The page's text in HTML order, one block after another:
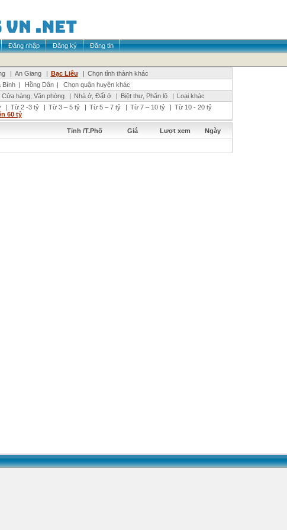
Đăng nhập Đăng ký
Đăng tin
| An Giang | Bạc Liêu | Chọn tỉnh thành khác
Bình | Hồng Dân |
Chọn quận huyện khác
Cửa hàng, Văn phòng | Nhà ở, Đất ở | Biệt thự, Phân lô | Loại khác
| Từ 2 -3 tỷ | Từ 3 – 5 tỷ | Từ 5 – 7 tỷ | Từ 7 – 10 tỷ | Từ 10 - 20 tỷ
60 tỷ
Tỉnh /T.Phố Giá Lượt xem Ngày